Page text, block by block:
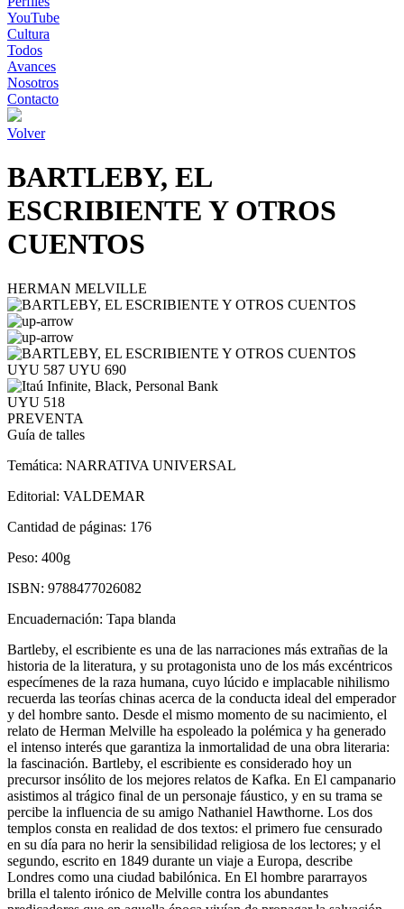
YouTube
Cultura
Todos
Avances
Nosotros
Contacto
Volver
BARTLEBY, EL
ESCRIBIENTE Y OTROS
CUENTOS
HERMAN MELVILLE
UYU 587 UYU 690
UYU 518
PREVENTA
Guía de talles
Temática: NARRATIVA UNIVERSAL
Editorial: VALDEMAR
Cantidad de páginas: 176
Peso: 400g
ISBN: 9788477026082
Encuadernación: Tapa blanda
Bartleby, el escribiente es una de las narraciones más extrañas de la
historia de la literatura, y su protagonista uno de los más excéntricos
especímenes de la raza humana, cuyo lúcido e implacable nihilismo
recuerda las teorías chinas acerca de la conducta ideal del emperador
y del hombre santo. Desde el mismo momento de su nacimiento, el
relato de Herman Melville ha espoleado la polémica y ha generado
el intenso interés que garantiza la inmortalidad de una obra literaria:
la fascinación. Bartleby, el escribiente es considerado hoy un
precursor insólito de los mejores relatos de Kafka. En El campanario
asistimos al trágico final de un personaje fáustico, y en su trama se
percibe la influencia de su amigo Nathaniel Hawthorne. Los dos
templos consta en realidad de dos textos: el primero fue censurado
en su día para no herir la sensibilidad religiosa de los lectores; y el
segundo, escrito en 1849 durante un viaje a Europa, describe
Londres como una ciudad babilónica. En El hombre pararrayos
brilla el talento irónico de Melville contra los abundantes